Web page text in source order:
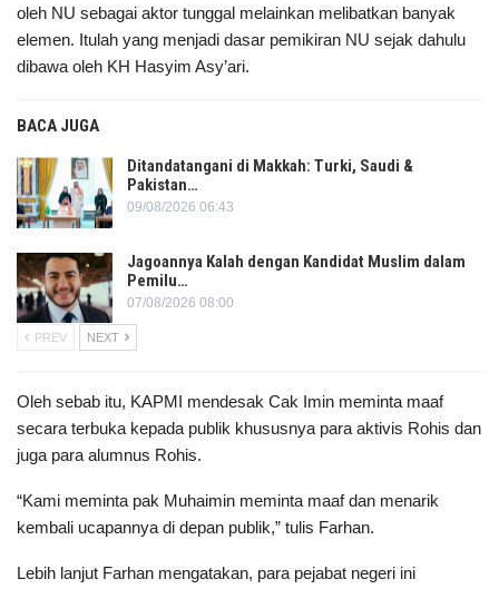
oleh NU sebagai aktor tunggal melainkan melibatkan banyak
elemen. Itulah yang menjadi dasar pemikiran NU sejak dahulu
dibawa oleh KH Hasyim Asy’ari.
BACA JUGA
Ditandatangani di Makkah: Turki, Saudi &
Pakistan…
09/08/2026 06:43
Jagoannya Kalah dengan Kandidat Muslim dalam
Pemilu…
07/08/2026 08:00
PREV NEXT
Oleh sebab itu, KAPMI mendesak Cak Imin meminta maaf
secara terbuka kepada publik khususnya para aktivis Rohis dan
juga para alumnus Rohis.
“Kami meminta pak Muhaimin meminta maaf dan menarik
kembali ucapannya di depan publik,” tulis Farhan.
Lebih lanjut Farhan mengatakan, para pejabat negeri ini